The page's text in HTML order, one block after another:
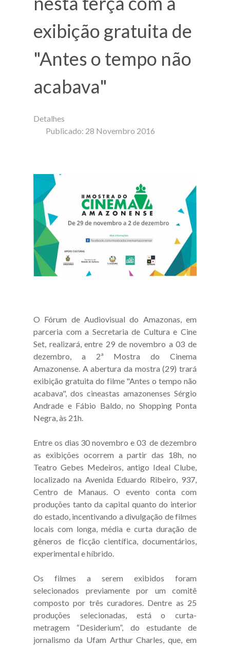
exibição gratuita de
"Antes o tempo não
acabava"
Detalhes
Publicado: 28 Novembro 2016
O Fórum de Audiovisual do Amazonas, em
parceria com a Secretaria de Cultura e Cine
Set, realizará, entre 29 de novembro a 03 de
dezembro, a 2ª Mostra do Cinema
Amazonense. A abertura da mostra (29) trará
exibição gratuita do filme "Antes o tempo não
acabava", dos cineastas amazonenses Sérgio
Andrade e Fábio Baldo, no Shopping Ponta
Negra, às 21h.
Entre os dias 30 novembro e 03 de dezembro
as exibições ocorrem a partir das 18h, no
Teatro Gebes Medeiros, antigo Ideal Clube,
localizado na Avenida Eduardo Ribeiro, 937,
Centro de Manaus. O evento conta com
produções tanto da capital quanto do interior
do estado, incentivando a divulgação de filmes
locais com longa, média e curta duração de
gêneros de ficção científica, documentários,
experimental e híbrido.
Os filmes a serem exibidos foram
selecionados previamente por um comitê
composto por três curadores. Dentre as 25
produções selecionadas, está o curta-
metragem “Desiderium”, do estudante de
jornalismo da Ufam Arthur Charles, que, em